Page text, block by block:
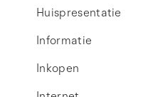
Huispresentatie
Informatie
Inkopen